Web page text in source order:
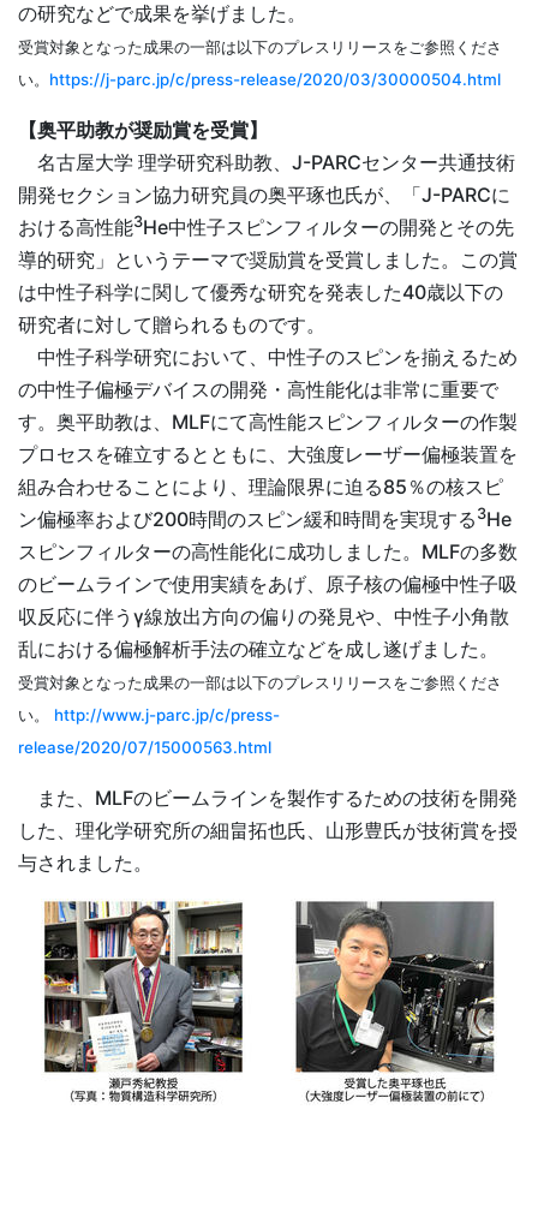
の研究などで成果を挙げました。
受賞対象となった成果の一部は以下のプレスリリースをご参照くださ
い。 https://j-parc.jp/c/press-release/2020/03/30000504.html
【奥平助教が奨励賞を受賞】
名古屋大学 理学研究科助教、J-PARCセンター共通技術
開発セクション協力研究員の奥平琢也氏が、「J-PARCに
おける高性能3He中性子スピンフィルターの開発とその先
導的研究」というテーマで奨励賞を受賞しました。この賞
は中性子科学に関して優秀な研究を発表した40歳以下の
研究者に対して贈られるものです。
中性子科学研究において、中性子のスピンを揃えるため
の中性子偏極デバイスの開発・高性能化は非常に重要で
す。奥平助教は、MLFにて高性能スピンフィルターの作製
プロセスを確立するとともに、大強度レーザー偏極装置を
組み合わせることにより、理論限界に迫る85％の核スピ
ン偏極率および200時間のスピン緩和時間を実現する 3He
スピンフィルターの高性能化に成功しました。MLFの多数
のビームラインで使用実績をあげ、原子核の偏極中性子吸
収反応に伴うγ線放出方向の偏りの発見や、中性子小角散
乱における偏極解析手法の確立などを成し遂げました。
受賞対象となった成果の一部は以下のプレスリリースをご参照くださ
い。 http://www.j-parc.jp/c/press-
release/2020/07/15000563.html
また、MLFのビームラインを製作するための技術を開発
した、理化学研究所の細畠拓也氏、山形豊氏が技術賞を授
与されました。